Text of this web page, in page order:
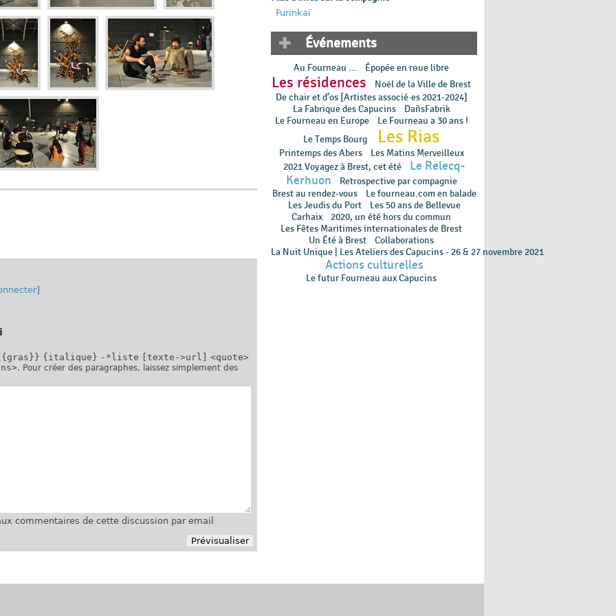
]
{italique} -*liste [texte->url]
<quote>
. Pour créer des paragraphes, laissez simplement des
commentaires de cette discussion par email
Furinkaï
Événements
Au Fourneau ... Épopée en rɵue libre
Les résidences
Noël de la Ville de Brest
De chair et d’os [Artistes associé·es 2021-2024]
La Fabrique des Capucins
DañsFabrik
Le Fourneau en Europe
Le Fourneau a 30 ans !
Le Temps Bourg
Les Rias
Printemps des Abers
Les Matins Merveilleux
2021 Voyagez à Brest, cet été
Le Relecq-
Kerhuon
Retrospective par compagnie
Brest au rendez-vous
Le fourneau.com en balade
Les Jeudis du Port
Les 50 ans de Bellevue
Carhaix
2020, un été hors du commun
Les Fêtes Maritimes internationales de Brest
Un Été à Brest
Collaborations
La Nuit Unique | Les Ateliers des Capucins - 26 & 27 novembre 2021
Actions culturelles
Le futur Fourneau aux Capucins